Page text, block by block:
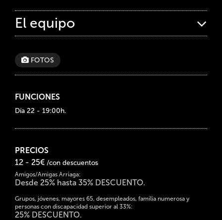
El equipo
FOTOS
FUNCIONES
Día 22 - 19:00h.
PRECIOS
12 - 25€ /con descuentos
Amigos/Amigas Arriaga:
Desde 25% hasta 35% DESCUENTO.
Grupos, jóvenes, mayores 65, desempleados, familia numerosa y
personas con discapacidad superior al 33%:
25% DESCUENTO.